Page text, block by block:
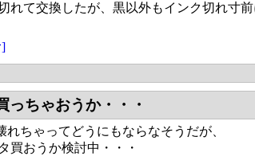
れて交換したが、黒以外もインク切れ寸前
]
っちゃおうか・・・
れちゃってどうにもならなそうだが、
買おうか検討中・・・